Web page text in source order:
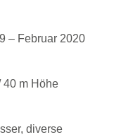
– Februar 2020
40 m Höhe
diverse